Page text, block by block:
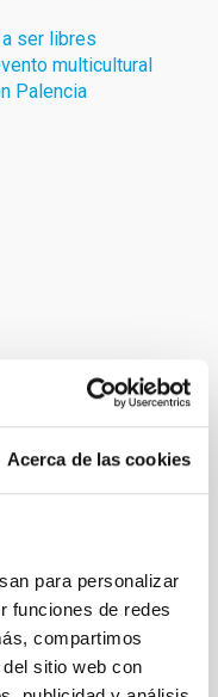
Acerca de las cookies
para personalizar
funciones de redes
compartimos
sitio web con
ser libres
multicultural
Palencia